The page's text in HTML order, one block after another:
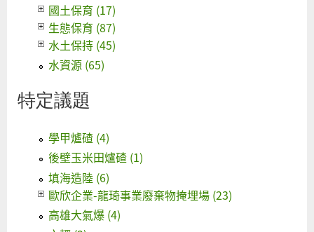
國土保育 (17)
生態保育 (87)
水土保持 (45)
水資源 (65)
特定議題
學甲爐碴 (4)
後壁玉米田爐碴 (1)
填海造陸 (6)
歐欣企業-龍琦事業廢棄物掩埋場 (23)
高雄大氣爆 (4)